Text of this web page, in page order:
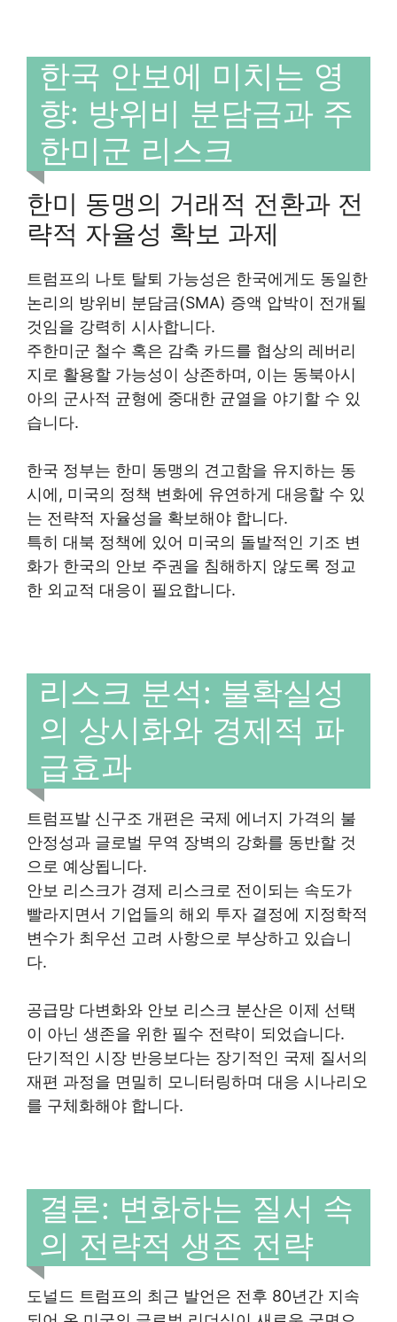
한국 안보에 미치는 영
향: 방위비 분담금과 주
한미군 리스크
한미 동맹의 거래적 전환과 전
략적 자율성 확보 과제
트럼프의 나토 탈퇴 가능성은 한국에게도 동일한
논리의 방위비 분담금(SMA) 증액 압박이 전개될
것임을 강력히 시사합니다.
주한미군 철수 혹은 감축 카드를 협상의 레버리
지로 활용할 가능성이 상존하며, 이는 동북아시
아의 군사적 균형에 중대한 균열을 야기할 수 있
습니다.
한국 정부는 한미 동맹의 견고함을 유지하는 동
시에, 미국의 정책 변화에 유연하게 대응할 수 있
는 전략적 자율성을 확보해야 합니다.
특히 대북 정책에 있어 미국의 돌발적인 기조 변
화가 한국의 안보 주권을 침해하지 않도록 정교
한 외교적 대응이 필요합니다.
리스크 분석: 불확실성
의 상시화와 경제적 파
급효과
트럼프발 신구조 개편은 국제 에너지 가격의 불
안정성과 글로벌 무역 장벽의 강화를 동반할 것
으로 예상됩니다.
안보 리스크가 경제 리스크로 전이되는 속도가
빨라지면서 기업들의 해외 투자 결정에 지정학적
변수가 최우선 고려 사항으로 부상하고 있습니
다.
공급망 다변화와 안보 리스크 분산은 이제 선택
이 아닌 생존을 위한 필수 전략이 되었습니다.
단기적인 시장 반응보다는 장기적인 국제 질서의
재편 과정을 면밀히 모니터링하며 대응 시나리오
를 구체화해야 합니다.
결론: 변화하는 질서 속
의 전략적 생존 전략
도널드 트럼프의 최근 발언은 전후 80년간 지속